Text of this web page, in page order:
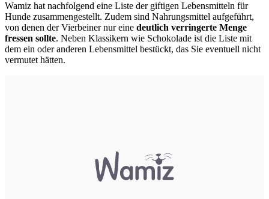
Wamiz hat nachfolgend eine Liste der giftigen Lebensmitteln für
Hunde zusammengestellt. Zudem sind Nahrungsmittel aufgeführt,
von denen der Vierbeiner nur eine deutlich verringerte Menge
fressen sollte. Neben Klassikern wie Schokolade ist die Liste mit
dem ein oder anderen Lebensmittel bestückt, das Sie eventuell nicht
vermutet hätten.